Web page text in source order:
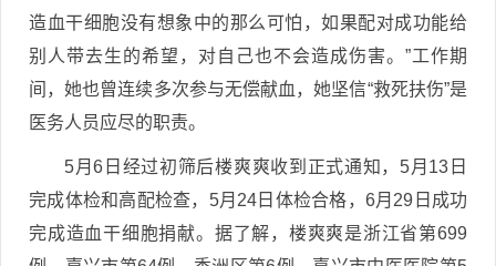
造血干细胞没有想象中的那么可怕，如果配对成功能给
别人带去生的希望，对自己也不会造成伤害。”工作期
间，她也曾连续多次参与无偿献血，她坚信“救死扶伤”是
医务人员应尽的职责。
5月6日经过初筛后楼爽爽收到正式通知，5月13日
完成体检和高配检查，5月24日体检合格，6月29日成功
完成造血干细胞捐献。据了解，楼爽爽是浙江省第699